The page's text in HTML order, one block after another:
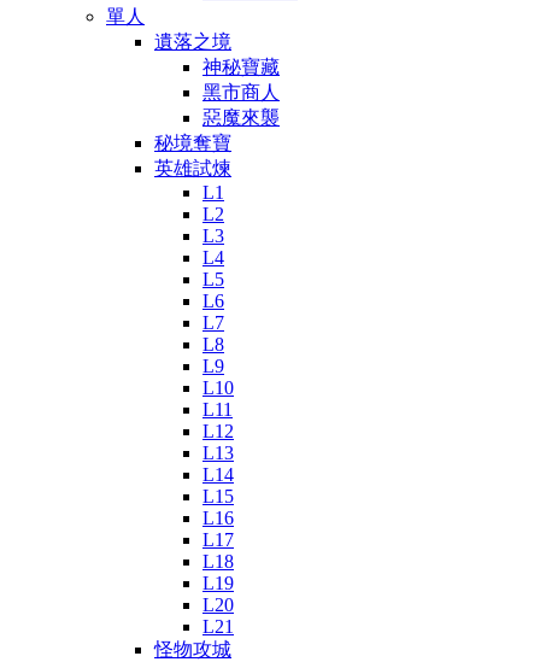
單人
遺落之境
神秘寶藏
黑市商人
惡魔來襲
秘境奪寶
英雄試煉
L1
L2
L3
L4
L5
L6
L7
L8
L9
L10
L11
L12
L13
L14
L15
L16
L17
L18
L19
L20
L21
怪物攻城